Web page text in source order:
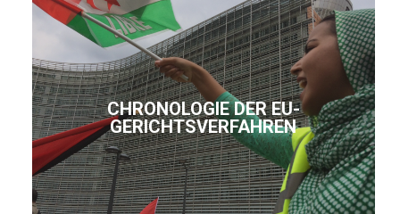
CHRONOLOGIE DER EU-
GERICHTSVERFAHREN